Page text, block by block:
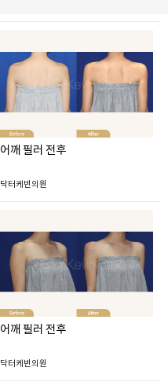
어깨 필러 전후
닥터케빈의원
어깨 필러 전후
닥터케빈의원